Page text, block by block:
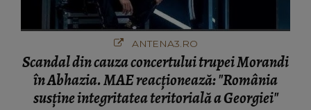
ANTENA3.RO
Scandal din cauza concertului trupei Morandi
în Abhazia. MAE reacționează: "România
susține integritatea teritorială a Georgiei"